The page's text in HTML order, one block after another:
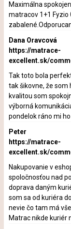
Maximálna
matracov 1+1 Fyzio
Dana Oravcová
https://matrace-
excellent.sk/
Tak toto bola
tak šikovne, že som
kvalitou som
výborná
pondelok ráno mi
Peter
https://matrace-
excellent.sk/
Nakupovanie v
spoločnosťou nad
doprava daným
som sa od kuriéra
nevie čo tam má
Matrac nikde kuriér